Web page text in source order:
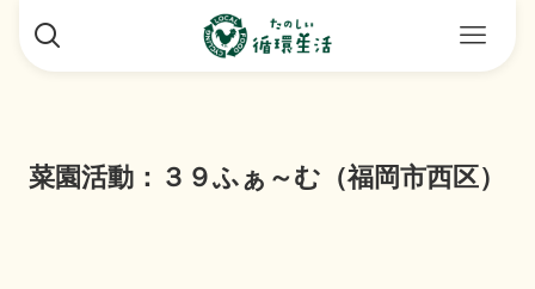
菜園活動：３９ふぁ～む（福岡市西区）